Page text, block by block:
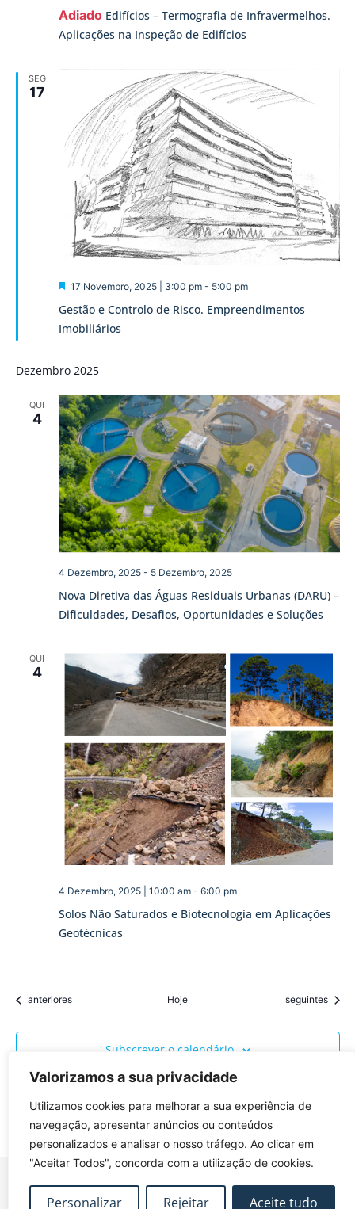
Valorizamos a sua privacidade
Utilizamos cookies para melhorar a sua experiência de
navegação, apresentar anúncios ou conteúdos
personalizados e analisar o nosso tráfego. Ao clicar em
"Aceitar Todos", concorda com a utilização de cookies.
Personalizar Rejeitar Aceite tudo
Adiado Edifícios – Termografia de Infravermelhos.
Aplicações na Inspeção de Edifícios
SEG
17
Gestão e Controlo de Risco. Empreendimentos
Imobiliários
Destaque
17 Novembro, 2025 | 3:00 pm- 5:00 pm
Dezembro 2025
QUI
4
Nova Diretiva das Águas Residuais Urbanas (DARU) –
Dificuldades, Desafios, Oportunidades e Soluções
4 Dezembro, 2025- 5 Dezembro, 2025
QUI
4
Solos Não Saturados e Biotecnologia em Aplicações
Geotécnicas
4 Dezembro, 2025 | 10:00 am- 6:00 pm
Eventos
anteriores Hoje Eventos
seguintes
Subscrever o calendário